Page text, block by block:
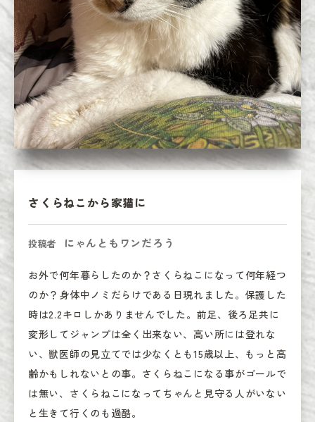
さくらねこから家猫に
投稿者 にゃんともワンだろう
お外で何年暮らしたのか？さくらねこになって何年経つ
のか？身体中ノミだらけである日現れました。保護した
時は2.2キロしかありませんでした。前足、後ろ足共に
変形してジャンプは全く出来ない、高い所には登れな
い、獣医師の見立てでは少なくとも15歳以上、もっと高
齢かもしれないとの事。さくらねこになる事がゴールで
は無い、さくらねこになってちゃんと見守る人がいない
と生きて行くのも過酷。